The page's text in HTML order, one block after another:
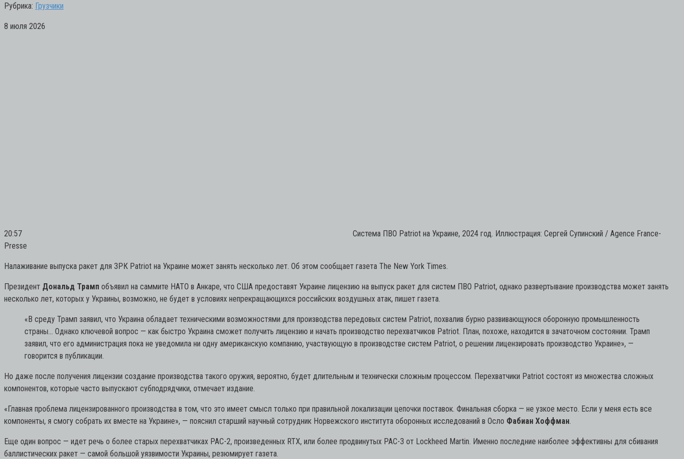
Рубрика: Грузчики
8 июля 2026
20:57
Система ПВО Patriot на Украине, 2024 год. Иллюстрация: Сергей Супинский / Agence France-
Presse
Налаживание выпуска ракет для ЗРК Patriot на Украине может занять несколько лет. Об этом сообщает газета The New York Times.
Президент Дональд Трамп объявил на саммите НАТО в Анкаре, что США предоставят Украине лицензию на выпуск ракет для систем ПВО Patriot, однако развертывание производства может занять
несколько лет, которых у Украины, возможно, не будет в условиях непрекращающихся российских воздушных атак, пишет газета.
«В среду Трамп заявил, что Украина обладает техническими возможностями для производства передовых систем Patriot, похвалив бурно развивающуюся оборонную промышленность
страны… Однако ключевой вопрос — как быстро Украина сможет получить лицензию и начать производство перехватчиков Patriot. План, похоже, находится в зачаточном состоянии. Трамп
заявил, что его администрация пока не уведомила ни одну американскую компанию, участвующую в производстве систем Patriot, о решении лицензировать производство Украине», —
говорится в публикации.
Но даже после получения лицензии создание производства такого оружия, вероятно, будет длительным и технически сложным процессом. Перехватчики Patriot состоят из множества сложных
компонентов, которые часто выпускают субподрядчики, отмечает издание.
«Главная проблема лицензированного производства в том, что это имеет смысл только при правильной локализации цепочки поставок. Финальная сборка — не узкое место. Если у меня есть все
компоненты, я смогу собрать их вместе на Украине», — пояснил старший научный сотрудник Норвежского института оборонных исследований в Осло Фабиан Хоффман.
Еще один вопрос — идет речь о более старых перехватчиках PAC-2, произведенных RTX, или более продвинутых PAC-3 от Lockheed Martin. Именно последние наиболее эффективны для сбивания
баллистических ракет — самой большой уязвимости Украины, резюмирует газета.